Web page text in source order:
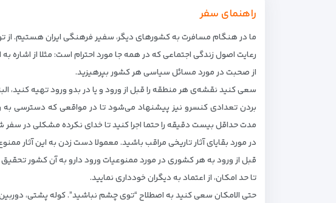
راهنمای سفر
ما در هنگام مسافرت به کشورهای دیگر، سفیر فرهنگی ایران هستیم.
رعایت اصول زندگی اجتماعی که در همه جا مورد احترام است: مثلا از اشاره
از صحبت در مورد مسائل سیاسی هر کشور بپرهیزید.
سعی کنید نقشه‌ی هر منطقه را قبل از ورود و یا در بدو ورود تهیه
بردن تعدادی کنسرو نیز پیشنهاد می‌شود تا در مواقعی که دسترسی به
مدت حداقل بیست دقیقه را حتما اجرا کنید تا خدای نکرده مشکلی در سفر
در مورد بقایای آثار تاریخی مراقب باشید. معمولا دست زدن به این آثار
قبل از ورود به هر کشوری در مورد ممنوعیات ورود دارو به آن کشور
تا حد امکان، از اعتماد به دیگران خودداری نمایید.
حتی الامکان سعی کنید به اصطلاح “توی چشم نباشید”. کوله پشتی،